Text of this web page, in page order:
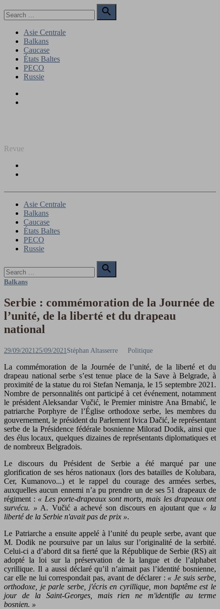
to
for:

Search
Asie Centrale
Balkans
Caucase
États Baltes
PECO
Russie
Revue
Asie Centrale
Balkans
Caucase
États Baltes
PECO
Russie
for:

Search
Balkans
Serbie : commémoration de la Journée de
l’unité, de la liberté et du drapeau
national
Posted
29/09/2021 25/09/2021 Author
Stéphan Altasserre Politique
La commémoration de la Journée de l’unité, de la liberté et du
drapeau national serbe s’est tenue place de la Save à Belgrade, à
proximité de la statue du roi Stefan Nemanja, le 15 septembre 2021.
Nombre de personnalités ont participé à cet événement, notamment
le président Aleksandar Vučić, le Premier ministre Ana Brnabić, le
patriarche Porphyre de l’Église orthodoxe serbe, les membres du
gouvernement, le président du Parlement Ivica Dačić, le représentant
serbe de la Présidence fédérale bosnienne Milorad Dodik, ainsi que
des élus locaux, quelques dizaines de représentants diplomatiques et
de nombreux Belgradois.
Le discours du Président de Serbie a été marqué par une
glorification de ses héros nationaux (lors des batailles de Kolubara,
Cer, Kumanovo...) et le rappel du courage des armées serbes,
auxquelles aucun ennemi n’a pu prendre un de ses 51 drapeaux de
régiment : « Les porte-drapeaux sont morts, mais les drapeaux ont
survécu. » A. Vučić a achevé son discours en ajoutant que « la
liberté de la Serbie n'avait pas de prix ».
Le Patriarche a ensuite appelé à l’unité du peuple serbe, avant que
M. Dodik ne poursuive par un laïus sur l’originalité de la serbité.
Celui-ci a d’abord dit sa fierté que la République de Serbie (RS) ait
adopté la loi sur la préservation de la langue et de l’alphabet
cyrillique. Il a aussi déclaré qu’il n’aimait pas l’identité bosnienne,
car elle ne lui correspondait pas, avant de déclarer : « Je suis serbe,
orthodoxe, je parle serbe, j'écris en cyrillique, mon baptême est le
jour de la Saint-Georges, mais rien ne m'identifie au terme
bosnien. »